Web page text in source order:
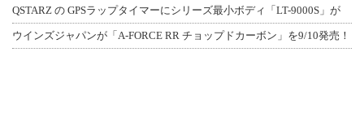
QSTARZ の GPSラップタイマーにシリーズ最小ボディ「LT-9000S」が
ウインズジャパンが「A-FORCE RR チョップドカーボン」を9/10発売！